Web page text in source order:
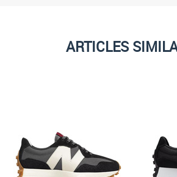
ARTICLES